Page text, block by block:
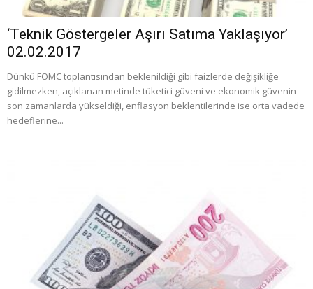
‘Teknik Göstergeler Aşırı Satıma Yaklaşıyor’
02.02.2017
Dünkü FOMC toplantısından beklenildiği gibi faizlerde değişikliğe
gidilmezken, açıklanan metinde tüketici güveni ve ekonomik güvenin
son zamanlarda yükseldiği, enflasyon beklentilerinde ise orta vadede
hedeflerine...